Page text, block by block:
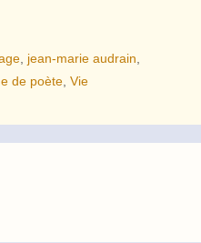
jean-marie audrain
de poète Vie